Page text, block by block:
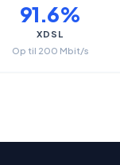
91.6%
XDSL
Op til 200 Mbit/s